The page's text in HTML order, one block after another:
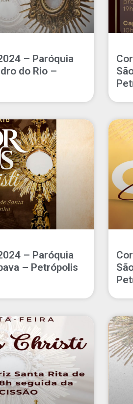
– Paróquia
do Rio –
– Paróquia
– Petrópolis